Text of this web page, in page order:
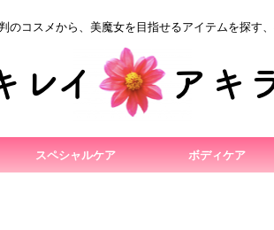
のコスメから、美魔女を目指せるアイテムを探す
スペシャルケア ボディケア